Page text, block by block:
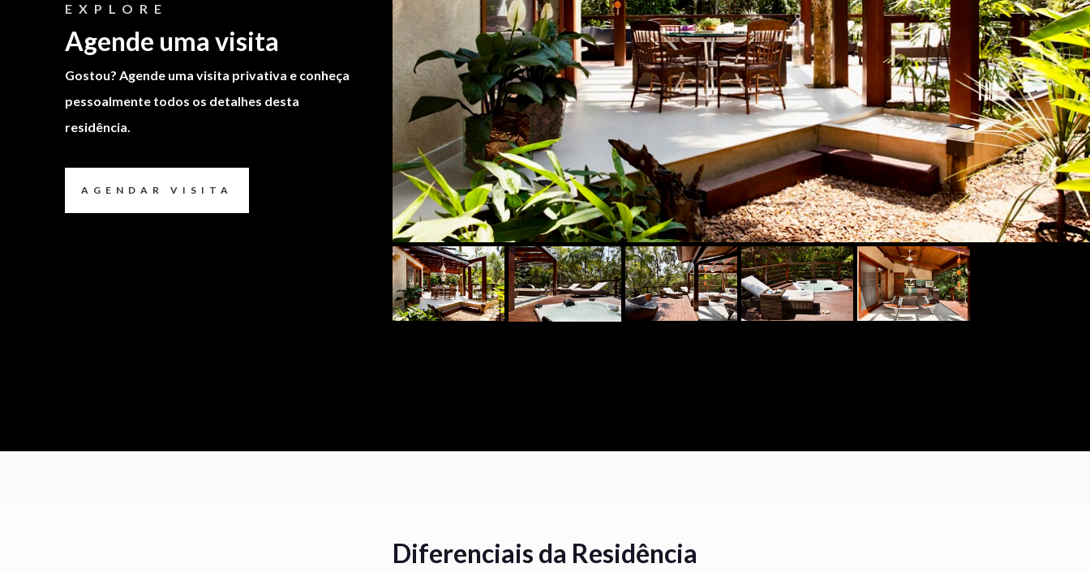
EXPLORE
Agende uma visita
Gostou? Agende uma visita privativa e conheça
pessoalmente todos os detalhes desta
residência.
AGENDAR VISITA
Diferenciais da Residência